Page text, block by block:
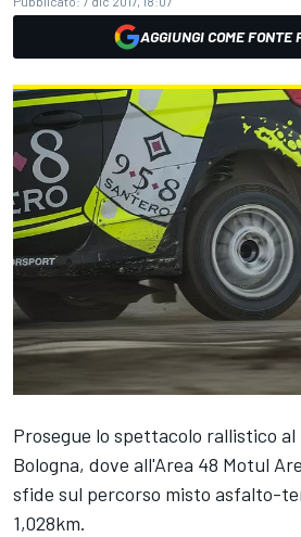
AGGIUNGI COME FONTE
Prosegue lo spettacolo rallistico al
Bologna, dove all'Area 48 Motul
sfide sul percorso misto asfalto-
1,028km.